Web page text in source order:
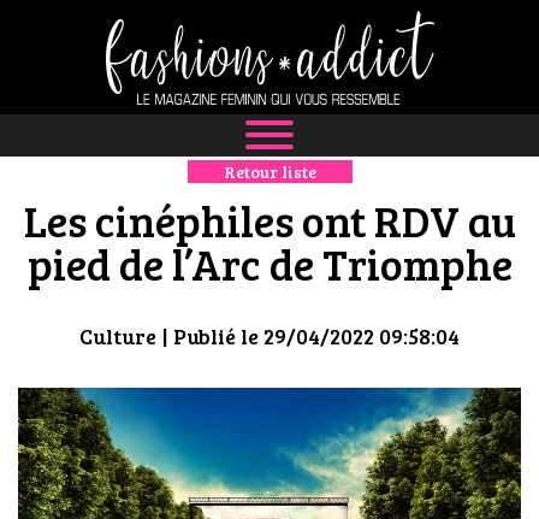
NEWS
MODE
BOUTIQUE
CULTURE
Retour liste
Les cinéphiles ont RDV au
pied de l’Arc de Triomphe
Culture | Publié le 29/04/2022 09:58:04